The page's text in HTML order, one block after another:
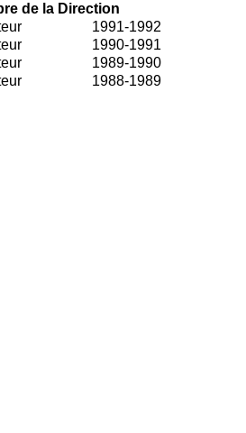
de la Direction
1991-1992
1990-1991
1989-1990
1988-1989